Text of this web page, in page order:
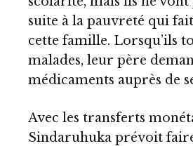
suite à la pauvreté qui
cette famille. Lorsqu’ils
malades, leur père
médicaments auprès de
Avec les transferts
Sindaruhuka prévoit